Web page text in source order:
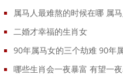
属马人最难熬的时候在哪 属马
二婚才幸福的生肖女
90年属马女的三个劫难 90年属
哪些生肖会一夜暴富 有望一